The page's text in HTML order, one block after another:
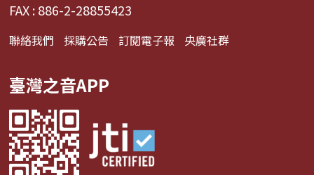
FAX : 886-2-28855423
聯絡我們 採購公告 訂閱電子報 央廣社群
臺灣之音APP